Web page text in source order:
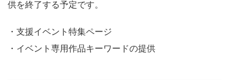
供を終了する予定です。
・支援イベント特集ページ
・イベント専用作品キーワードの提供